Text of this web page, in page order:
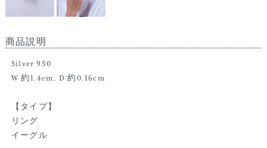
商品説明
Silver 950
W 約1.4cm, D 約0.16cm
【タイプ】
リング
イーグル